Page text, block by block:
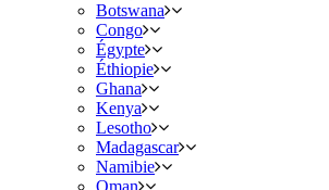
Botswana
Congo
Égypte
Éthiopie
Ghana
Kenya
Lesotho
Madagascar
Namibie
Oman